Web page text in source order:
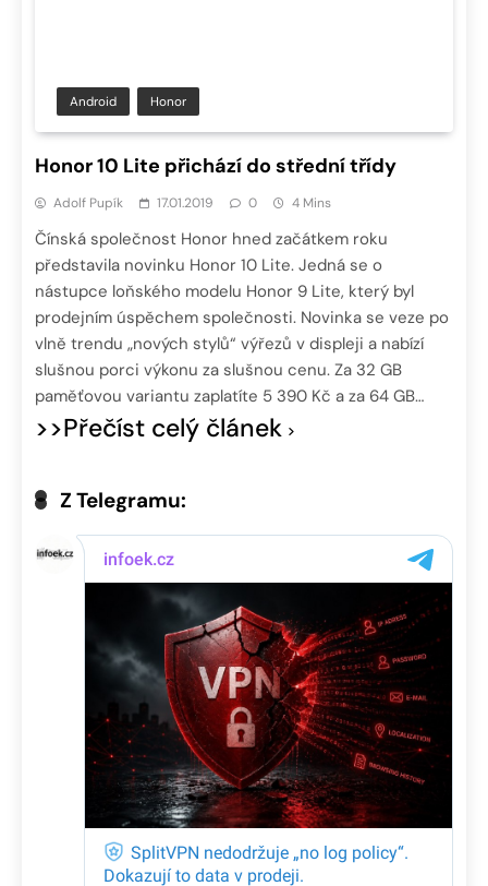
Android Honor
Honor 10 Lite přichází do střední třídy
Adolf Pupík 17.01.2019 0 4 Mins
Čínská společnost Honor hned začátkem roku
představila novinku Honor 10 Lite. Jedná se o
nástupce loňského modelu Honor 9 Lite, který byl
prodejním úspěchem společnosti. Novinka se veze po
vlně trendu „nových stylů“ výřezů v displeji a nabízí
slušnou porci výkonu za slušnou cenu. Za 32 GB
paměťovou variantu zaplatíte 5 390 Kč a za 64 GB…
>>Přečíst celý článek
Z Telegramu: